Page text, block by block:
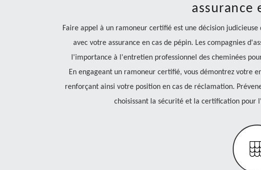
assurance
Faire appel à un ramoneur certifié est une décision judicieuse
avec votre assurance en cas de pépin. Les compagnies
l'importance à l'entretien professionnel des cheminées
En engageant un ramoneur certifié, vous démontrez votre
renforçant ainsi votre position en cas de réclamation.
choisissant la sécurité et la certification pour